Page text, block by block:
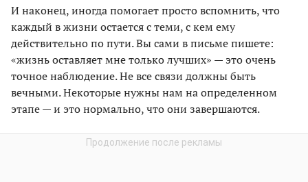
И наконец, иногда помогает просто вспомнить, что
каждый в жизни остается с теми, с кем ему
действительно по пути. Вы сами в письме пишете:
«жизнь оставляет мне только лучших» — это очень
точное наблюдение. Не все связи должны быть
вечными. Некоторые нужны нам на определенном
этапе — и это нормально, что они завершаются.